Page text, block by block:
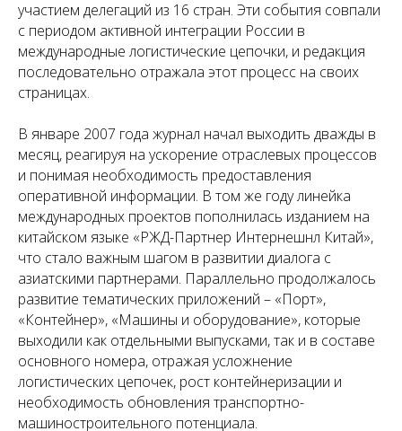
участием делегаций из 16 стран. Эти события совпали
с периодом активной интеграции России в
международные логистические цепочки, и редакция
последовательно отражала этот процесс на своих
страницах.
В январе 2007 года журнал начал выходить дважды в
месяц, реагируя на ускорение отраслевых процессов
и понимая необходимость предоставления
оперативной информации. В том же году линейка
международных проектов пополнилась изданием на
китайском языке «РЖД-Партнер Интернешнл Китай»,
что стало важным шагом в развитии диалога с
азиатскими партнерами. Параллельно продолжалось
развитие тематических приложений – «Порт»,
«Контейнер», «Машины и оборудование», которые
выходили как отдельными выпусками, так и в составе
основного номера, отражая усложнение
логистических цепочек, рост контейнеризации и
необходимость обновления транспортно-
машиностроительного потенциала.